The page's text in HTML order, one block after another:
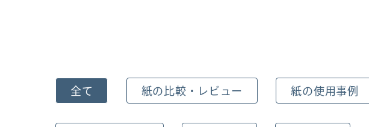
全て 紙の比較・レビュー 紙の使用事例